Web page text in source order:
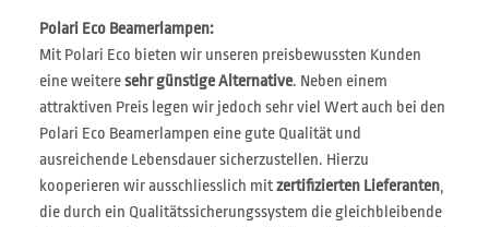
Polari Eco Beamerlampen:
Mit Polari Eco bieten wir unseren preisbewussten Kunden
eine weiteresehr günstige Alternative. Neben einem
attraktiven Preis legen wir jedoch sehr viel Wert auch bei den
Polari Eco Beamerlampen eine gute Qualität und
ausreichende Lebensdauer sicherzustellen. Hierzu
kooperieren wir ausschliesslich mitzertifizierten Lieferanten,
die durch ein Qualitätssicherungssystem die gleichbleibende